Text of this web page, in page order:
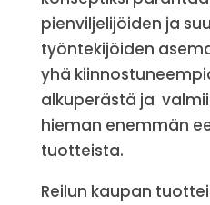
pienviljelijöiden ja
työntekijöiden
yhä
alkuperästä ja
hieman enemmän
tuotteista.
Reilun kaupan